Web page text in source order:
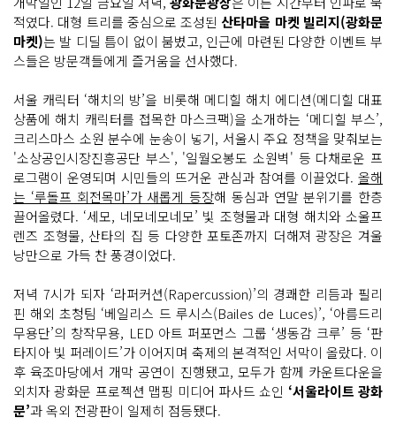
계
천, 서
울
시
청, 동
대
디
자
인
플
라
자 등 서
울
의 주
요 명
소
를 무
대
로 펼
쳐
지
울
윈
터
페
스
타'다.
그
중
에
서
도 '산
적였다. 대형 트리를 중심으로 조성된 산타마을 마켓 빌리지(광화문
마켓)는 발 디딜 틈이 없이 붐볐고, 인근에 마련된 다양한 이벤트 부
스들은 방문객들에게 즐거움을 선사했다.
서울 캐릭터 ‘해치의 방’을 비롯해 메디힐 해치 에디션(메디힐 대표
상품에 해치 캐릭터를 접목한 마스크팩)을 소개하는 ‘메디힐 부스’,
크리스마스 소원 분수에 눈송이 넣기, 서울시 주요 정책을 맞춰보는
'소상공인시장진흥공단 부스', '일월오봉도 소원벽' 등 다채로운 프
로그램이 운영되며 시민들의 뜨거운 관심과 참여를 이끌었다. 올해
는 ‘루돌프 회전목마’가 새롭게 등장해 동심과 연말 분위기를 한층
끌어올렸다. ‘세모, 네모네모네모’ 빛 조형물과 대형 해치와 소울프
렌즈 조형물, 산타의 집 등 다양한 포토존까지 더해져 광장은 겨울
낭만으로 가득 찬 풍경이었다.
저녁 7시가 되자 ‘라퍼커션(Rapercussion)’의 경쾌한 리듬과 필리
핀 해외 초청팀 ‘베일리스 드 루시스(Bailes de Luces)’, ‘아름드리
무용단’의 창작무용, LED 아트 퍼포먼스 그룹 ‘생동감 크루’ 등 ‘판
타지아 빛 퍼레이드’가 이어지며 축제의 본격적인 서막이 올랐다. 이
후 육조마당에서 개막 공연이 진행됐고, 모두가 함께 카운트다운을
외치자 광화문 프로젝션 맵핑 미디어 파사드 쇼인 ‘서울라이트 광화
문’과 옥외 전광판이 일제히 점등됐다.